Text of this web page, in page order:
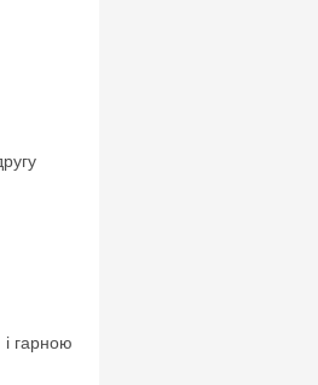
гарною